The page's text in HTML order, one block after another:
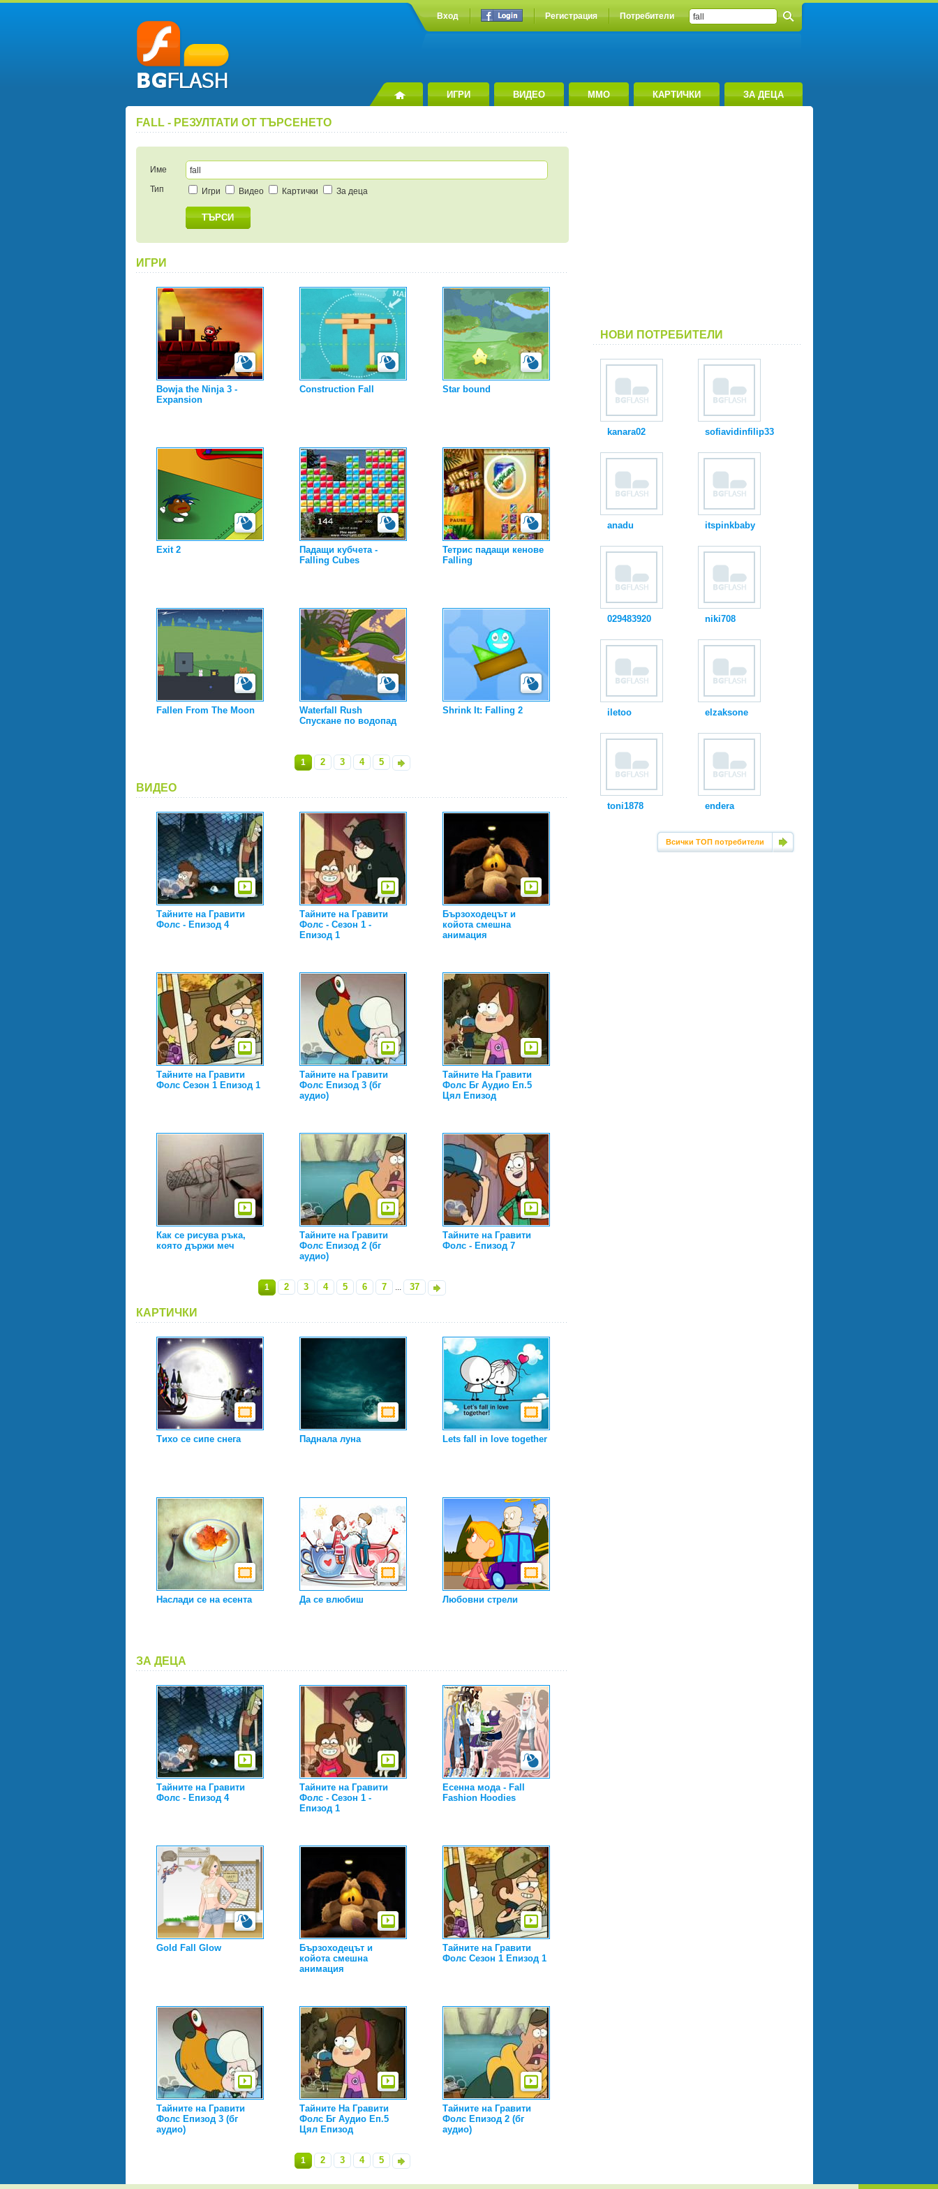
Вход Регистрация Потребители
ИГРИ ВИДЕО MMO КАРТИЧКИ ЗА ДЕЦА
FALL - РЕЗУЛТАТИ ОТ ТЪРСЕНЕТО
Име
Тип
Игри Видео Картички За деца
ТЪРСИ
ИГРИ
Bowja the Ninja 3 -
Expansion
Construction Fall Star bound
Exit 2
Падащи кубчета -
Falling Cubes
Тетрис падащи кенове
Falling
Fallen From The Moon
Waterfall Rush
Спускане по водопад
Shrink It: Falling 2
1 2 3 4 5»
ВИДЕО
Тайните на Гравити
Фолс - Епизод 4
Тайните на Гравити
Фолс - Сезон 1 -
Епизод 1
Бързоходецът и
койота смешна
анимация
Тайните на Гравити
Фолс Сезон 1 Епизод 1
Тайните на Гравити
Фолс Епизод 3 (бг
аудио)
Тайните На Гравити
Фолс Бг Аудио Еп.5
Цял Епизод
Как се рисува ръка,
която държи меч
Тайните на Гравити
Фолс Епизод 2 (бг
аудио)
Тайните на Гравити
Фолс - Епизод 7
1 2 3 4 5 6 7 ... 37»
КАРТИЧКИ
Тихо се сипе снега Паднала луна Lets fall in love together
Наслади се на есента Да се влюбиш Любовни стрели
ЗА ДЕЦА
Тайните на Гравити
Фолс - Епизод 4
Тайните на Гравити
Фолс - Сезон 1 -
Епизод 1
Есенна мода - Fall
Fashion Hoodies
Gold Fall Glow
Бързоходецът и
койота смешна
анимация
Тайните на Гравити
Фолс Сезон 1 Епизод 1
Тайните на Гравити
Фолс Епизод 3 (бг
аудио)
Тайните На Гравити
Фолс Бг Аудио Еп.5
Цял Епизод
Тайните на Гравити
Фолс Епизод 2 (бг
аудио)
1 2 3 4 5»
НОВИ ПОТРЕБИТЕЛИ
kanara02 sofiavidinfilip33
anadu itspinkbaby
029483920 niki708
iletoo elzaksone
toni1878 endera
Всички ТОП потребители